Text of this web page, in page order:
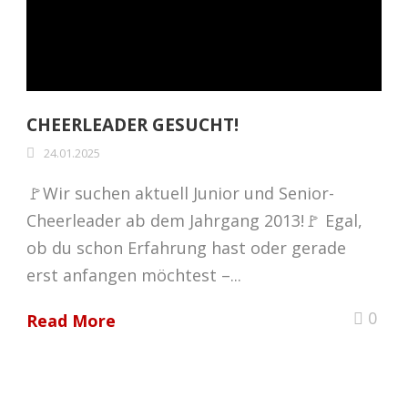
CHEERLEADER GESUCHT!
24.01.2025
🚩Wir suchen aktuell Junior und Senior-
Cheerleader ab dem Jahrgang 2013!🚩 Egal,
ob du schon Erfahrung hast oder gerade
erst anfangen möchtest –...
Read More 0